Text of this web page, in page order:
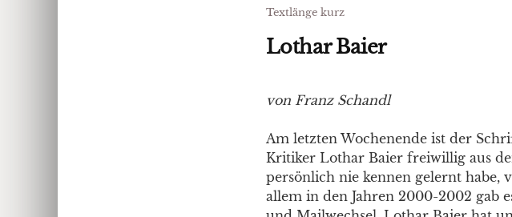
Textlänge kurz
Lothar Baier
von Franz Schandl
Am letzten Wochenende ist der
Kritiker Lothar Baier freiwillig aus
persönlich nie kennen gelernt
allem in den Jahren 2000-2002 gab